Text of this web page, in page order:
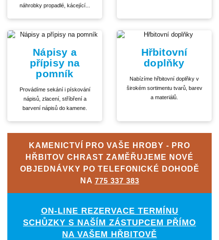
náhrobky propadlé, kácející...
Nápisy a
přípisy na
pomník
Provádíme sekání i pískování
nápisů, zlacení, stříbření a
barvení nápisů do kamene.
Hřbitovní
doplňky
Nabízíme hřbitovní doplňky v
širokém sortimentu tvarů, barev
a materiálů.
KAMENICTVÍ PRO VAŠE HROBY - PRO
HŘBITOV CHRAST ZAMĚŘUJEME NOVÉ
OBJEDNÁVKY PO TELEFONICKÉ DOHODĚ
NA 775 337 383
ON-LINE REZERVACE TERMÍNU
SCHŮZKY S NAŠÍM ZÁSTUPCEM PŘÍMO
NA VAŠEM HŘBITOVĚ